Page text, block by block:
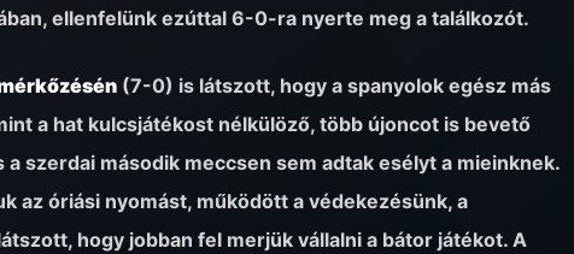
ellenfelünk ezúttal 6-0-ra nyerte meg a találkozót.
(7-0) is látszott, hogy a spanyolok egész más
a hat kulcsjátékost nélkülöző, több újoncot is bevető
szerdai második meccsen sem adtak esélyt a mieinknek.
az óriási nyomást, működött a védekezésünk, a
hogy jobban fel merjük vállalni a bátor játékot. A